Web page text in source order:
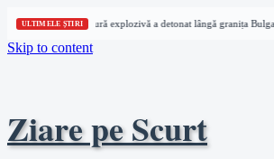
ULTIMELE ȘTIRI
Dronă cu încărcătură explozivă a detonat lângă granița
Skip to content
Ziare pe Scurt